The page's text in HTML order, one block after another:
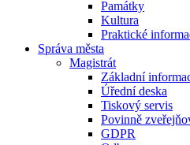
Památky
Kultura
Praktické
Správa města
Magistrát
Základní
Úřední deska
Tiskový servis
Povinně
GDPR